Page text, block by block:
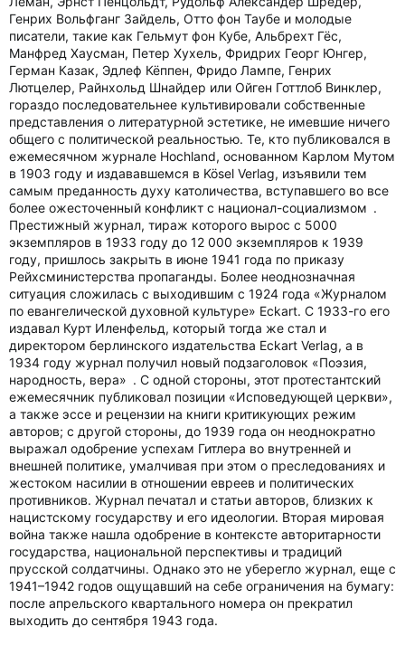
Генрих Вольфганг Зайдель, Отто фон Таубе и молодые
писатели, такие как Гельмут фон Кубе, Альбрехт Гёс,
Манфред Хаусман, Петер Хухель, Фридрих Георг Юнгер,
Герман Казак, Эдлеф Кёппен, Фридо Лампе, Генрих
Лютцелер, Райнхольд Шнайдер или Ойген Готтлоб Винклер,
гораздо последовательнее культивировали собственные
представления о литературной эстетике, не имевшие ничего
общего с политической реальностью. Те, кто публиковался в
ежемесячном журнале Hochland, основанном Карлом Мутом
в 1903 году и издававшемся в Kösel Verlag, изъявили тем
самым преданность духу католичества, вступавшего во все
более ожесточенный конфликт с национал-социализмом .
Престижный журнал, тираж которого вырос с 5000
экземпляров в 1933 году до 12 000 экземпляров к 1939
году, пришлось закрыть в июне 1941 года по приказу
Рейхсминистерства пропаганды. Более неоднозначная
ситуация сложилась с выходившим с 1924 года «Журналом
по евангелической духовной культуре» Eckart. С 1933-го его
издавал Курт Иленфельд, который тогда же стал и
директором берлинского издательства Eckart Verlag, а в
1934 году журнал получил новый подзаголовок «Поэзия,
народность, вера» . С одной стороны, этот протестантский
ежемесячник публиковал позиции «Исповедующей церкви»,
а также эссе и рецензии на книги критикующих режим
авторов; с другой стороны, до 1939 года он неоднократно
выражал одобрение успехам Гитлера во внутренней и
внешней политике, умалчивая при этом о преследованиях и
жестоком насилии в отношении евреев и политических
противников. Журнал печатал и статьи авторов, близких к
нацистскому государству и его идеологии. Вторая мировая
война также нашла одобрение в контексте авторитарности
государства, национальной перспективы и традиций
прусской солдатчины. Однако это не уберегло журнал, еще с
1941–1942 годов ощущавший на себе ограничения на бумагу:
после апрельского квартального номера он прекратил
выходить до сентября 1943 года.